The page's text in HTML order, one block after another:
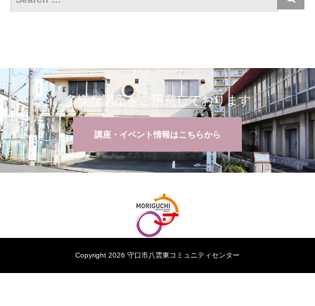
多様な講座をご用意しております
講座・イベント情報はこちらから
Copyright 2026 守口市八雲東コミュニティセンター